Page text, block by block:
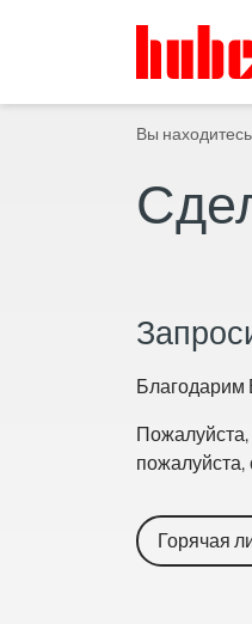
Вы
Благодарим
пожалуйста,
Горячая